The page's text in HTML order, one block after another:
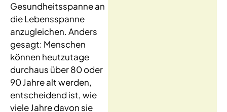
Gesundheitsspanne an
die Lebensspanne
anzugleichen. Anders
gesagt: Menschen
können heutzutage
durchaus über 80 oder
90 Jahre alt werden,
entscheidend ist, wie
viele Jahre davon sie